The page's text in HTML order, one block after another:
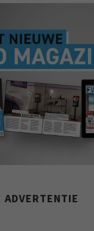
ADVERTENTIE